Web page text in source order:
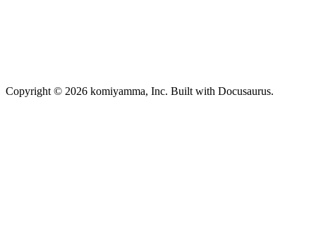
Copyright © 2026 komiyamma, Inc. Built with Docusaurus.